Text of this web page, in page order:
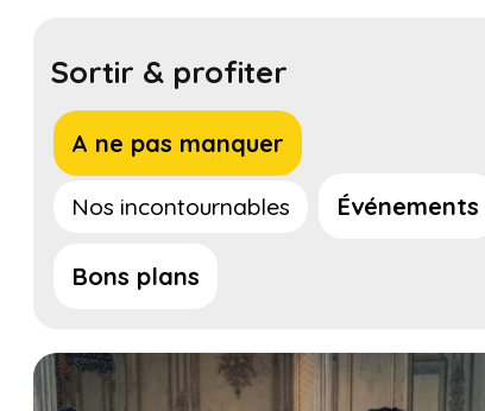
Sortir & profiter
A ne pas manquer
Nos incontournables Événements
Bons plans